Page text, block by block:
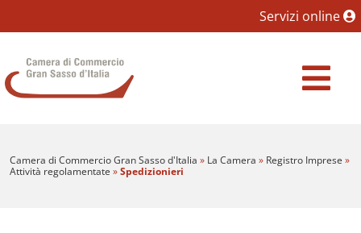
Vai al Contenuto principale della pagina
Servizi online
Camera di Commercio Gran Sasso d'Italia
Camera di Commercio Gran Sasso d'Italia » La Camera » Registro Imprese »
Attività regolamentate »Spedizionieri